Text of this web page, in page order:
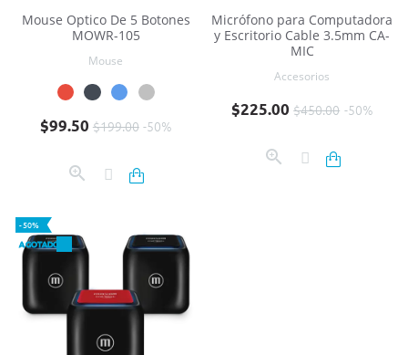
Mouse Optico De 5 Botones
MOWR-105
Mouse
Precio base$199.00 -50%
Precio
$99.50
Micrófono para Computadora
y Escritorio Cable 3.5mm CA-
MIC
Accesorios
Precio base $450.00 -50%
Precio
$225.00
-50%
AGOTADO